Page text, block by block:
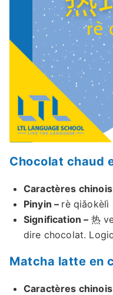
Chocolat chaud
Caractères
Pinyin – rè qiǎokèlì
Signification – 热
dire chocolat.
Matcha latte en
Caractères chinois